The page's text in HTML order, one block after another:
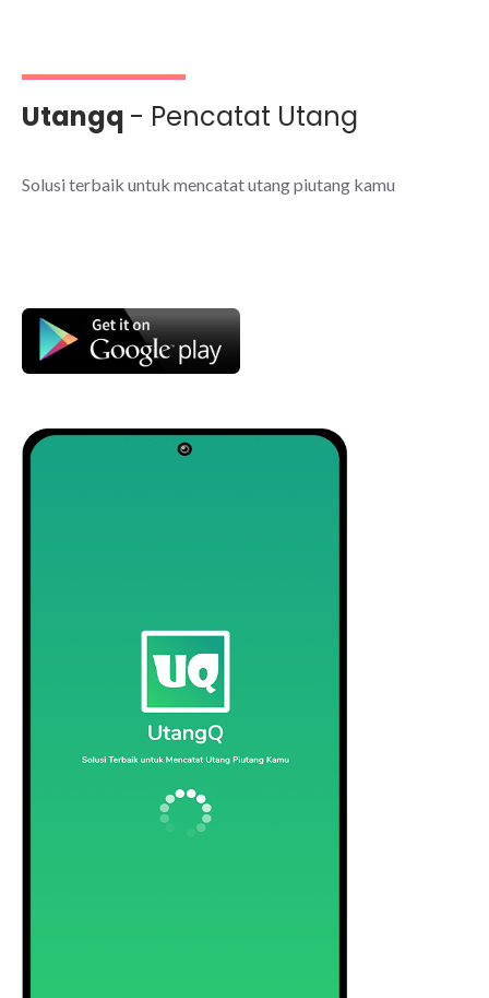
Utangq - Pencatat Utang
Solusi terbaik untuk mencatat utang piutang kamu